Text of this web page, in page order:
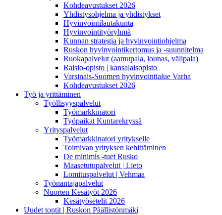
Kohdeavustukset 2026
Yhdistysohjelma ja yhdistykset
Hyvinvointilautakunta
Hyvinvointityöryhmä
Kunnan strategia ja hyvinvointiohjelma
Ruskon hyvinvointikertomus ja -suunnitelma
Ruokapalvelut (aamupala, lounas, välipala)
Raisio-opisto | kansalaisopisto
Varsinais-Suomen hyvinvointialue Varha
Kohdeavustukset 2026
Työ ja yrittäminen
Työllisyyspalvelut
Työmarkkinatori
Työpaikat Kuntarekryssä
Yrityspalvelut
Työmarkkinatori yritykselle
Toimivan yrityksen kehittäminen
De minimis -tuet Rusko
Maasetutupalvelut | Lieto
Lomituspalvelut | Vehmaa
Työnantajapalvelut
Nuorten Kesätyöt 2026
Kesätyösetelit 2026
Uudet tontit | Ruskon Päällistönmäki